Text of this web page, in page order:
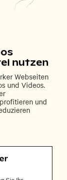
nutzen
Webseiten
und Videos.
und